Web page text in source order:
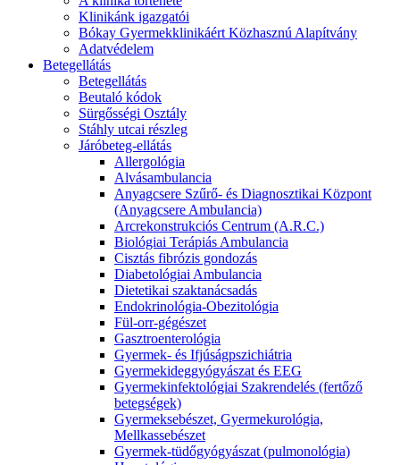
Klinikánk igazgatói
Bókay Gyermekklinikáért Közhasznú Alapítvány
Adatvédelem
Betegellátás
Betegellátás
Beutaló kódok
Sürgősségi Osztály
Stáhly utcai részleg
Járóbeteg-ellátás
Allergológia
Alvásambulancia
Anyagcsere Szűrő- és Diagnosztikai Központ
(Anyagcsere Ambulancia)
Arcrekonstrukciós Centrum (A.R.C.)
Biológiai Terápiás Ambulancia
Cisztás fibrózis gondozás
Diabetológiai Ambulancia
Dietetikai szaktanácsadás
Endokrinológia-Obezitológia
Fül-orr-gégészet
Gasztroenterológia
Gyermek- és Ifjúságpszichiátria
Gyermekideggyógyászat és EEG
Gyermekinfektológiai Szakrendelés (fertőző
betegségek)
Gyermeksebészet, Gyermekurológia,
Mellkassebészet
Gyermek-tüdőgyógyászat (pulmonológia)